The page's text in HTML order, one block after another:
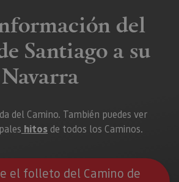
del
Santiago a su
del Camino. También puedes ver
hitos de todos los Caminos.
el folleto del Camino de